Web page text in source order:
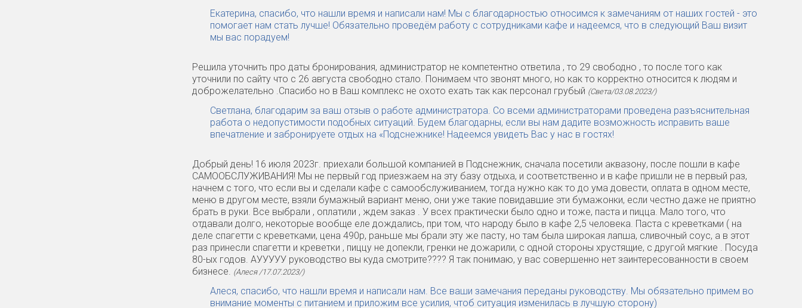
Екатерина, спасибо, что нашли время и написали нам! Мы с благодарностью относимся к замечаниям от наших гостей - это
помогает нам стать лучше! Обязательно проведём работу с сотрудниками кафе и надеемся, что в следующий Ваш визит
мы вас порадуем!
Решила уточнить про даты бронирования, администратор не компетентно ответила , то 29 свободно , то после того как
уточнили по сайту что с 26 августа свободно стало. Понимаем что звонят много, но как то корректно относится к людям и
доброжелательно .Спасибо но в Ваш комплекс не охото ехать так как персонал грубый (Света/03.08.2023/)
Светлана, благодарим за ваш отзыв о работе администратора. Со всеми администраторами проведена разъяснительная
работа о недопустимости подобных ситуаций. Будем благодарны, если вы нам дадите возможность исправить ваше
впечатление и забронируете отдых на «Подснежнике! Надеемся увидеть Вас у нас в гостях!
Добрый день! 16 июля 2023г. приехали большой компанией в Подснежник, сначала посетили аквазону, после пошли в кафе
САМООБСЛУЖИВАНИЯ! Мы не первый год приезжаем на эту базу отдыха, и соответственно и в кафе пришли не в первый раз,
начнем с того, что если вы и сделали кафе с самообслуживанием, тогда нужно как то до ума довести, оплата в одном месте,
меню в другом месте, взяли бумажный вариант меню, они уже такие повидавшие эти бумажонки, если честно даже не приятно
брать в руки. Все выбрали , оплатили , ждем заказ . У всех практически было одно и тоже, паста и пицца. Мало того, что
отдавали долго, некоторые вообще еле дождались, при том, что народу было в кафе 2,5 человека. Паста с креветками ( на
деле спагетти с креветками, цена 490р, раньше мы брали эту же пасту, но там была широкая лапша, сливочный соус, а в этот
раз принесли спагетти и креветки , пиццу не допекли, гренки не дожарили, с одной стороны хрустящие, с другой мягкие . Посуда
80-ых годов. АУУУУУ руководство вы куда смотрите???? Я так понимаю, у вас совершенно нет заинтересованности в своем
бизнесе. (Алеся /17.07.2023/)
Алеся, спасибо, что нашли время и написали нам. Все ваши замечания переданы руководству. Мы обязательно примем во
внимание моменты с питанием и приложим все усилия, чтоб ситуация изменилась в лучшую сторону)